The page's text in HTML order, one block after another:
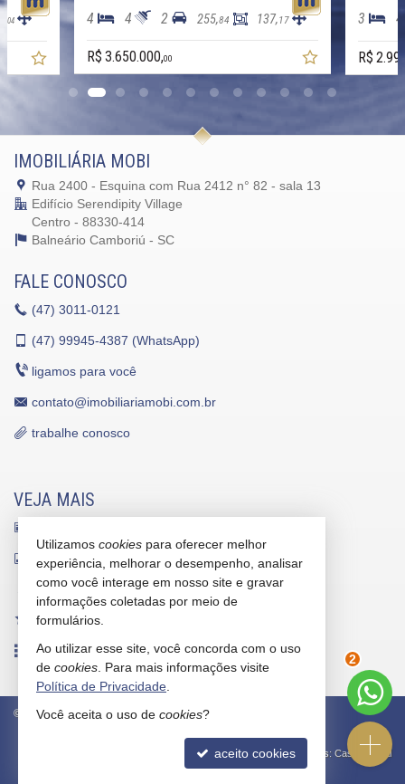
04 4 4 2 255,84 137,17
R$ 3.650.000,00
3 4
R$
IMOBILIÁRIA MOBI
Rua 2400 - Esquina com Rua 2412 n° 82 - sala 13
Edifício Serendipity Village
Centro - 88330-414
Balneário Camboriú - SC
FALE CONOSCO
(47) 3011-0121
(47) 99945-4387 (WhatsApp)
ligamos para você
contato@imobiliariamobi.com.br
trabalhe conosco
VEJA MAIS
indicadores financeiros
cadastre seu imóvel
imóveis favoritos
mapa de imóveis
© 2026 CRECI/SC 5912-J Política de Privacidade
Site para imobiliárias: Castel Digital
2
Utilizamos cookies para oferecer melhor
experiência, melhorar o desempenho, analisar
como você interage em nosso site e gravar
informações coletadas por meio de
formulários.
Ao utilizar esse site, você concorda com o uso
de cookies . Para mais informações visite
Política de Privacidade
Você aceita o uso de cookies?
aceito cookies